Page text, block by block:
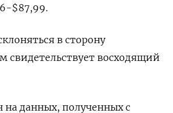
$87,99.
в сторону
свидетельствует восходящий
на данных, полученных с